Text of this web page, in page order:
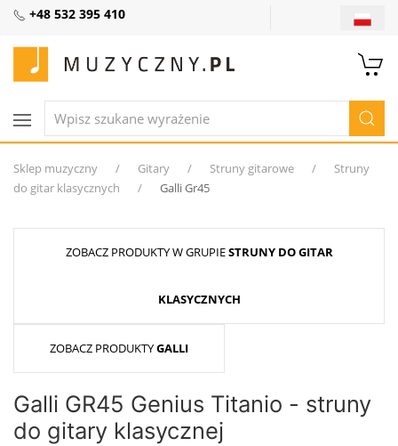
+48 532 395 410
Sklep muzyczny Gitary Struny gitarowe
Struny
do gitar klasycznych
Galli Gr45
ZOBACZ PRODUKTY W GRUPIESTRUNY DO GITAR
KLASYCZNYCH
ZOBACZ PRODUKTYGALLI
Galli GR45 Genius Titanio - struny
do gitary klasycznej